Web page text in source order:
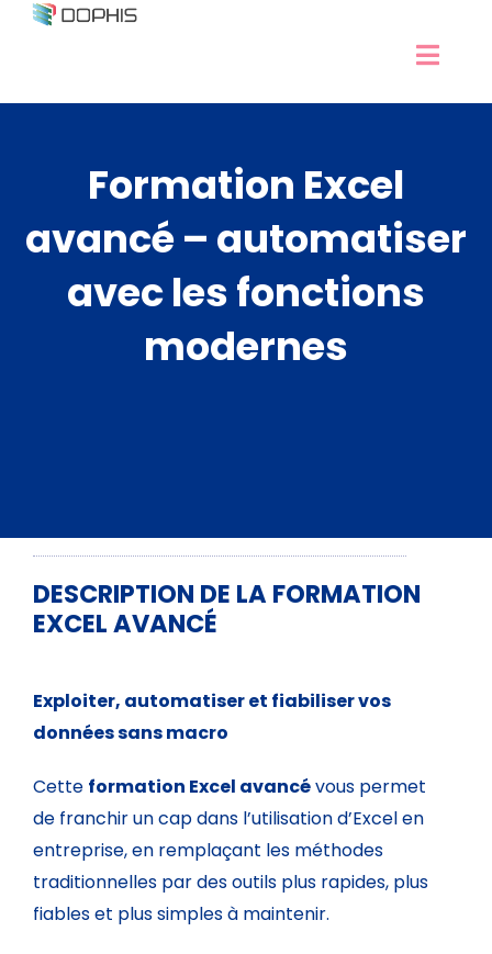
Passer
à
Développement Excel
Services Access
Nos formations
Ressources
Contact / RDV
Formation Excel
avancé – automatiser
avec les fonctions
modernes
DESCRIPTION DE LA FORMATION
EXCEL AVANCÉ
Exploiter, automatiser et fiabiliser vos
données sans macro
Cette formation Excel avancévous permet
de franchir un cap dans l’utilisation d’Excel en
entreprise, en remplaçant les méthodes
traditionnelles par des outils plus rapides, plus
fiables et plus simples à maintenir.